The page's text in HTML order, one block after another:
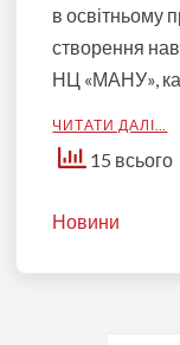
в освітньому
створення
НЦ «МАНУ»,
ЧИТАТИ ДАЛІ…
15 всього
Новини